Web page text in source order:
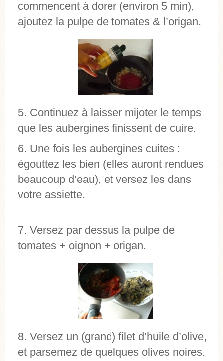
commencent à dorer (environ 5 min),
ajoutez la pulpe de tomates & l’origan.
Continuez à laisser mijoter le temps
que les aubergines finissent de cuire.
Une fois les aubergines cuites :
égouttez les bien (elles auront rendues
beaucoup d’eau), et versez les dans
votre assiette.
Versez par dessus la pulpe de
tomates + oignon + origan.
Versez un (grand) filet d’huile d’olive,
et parsemez de quelques olives noires.